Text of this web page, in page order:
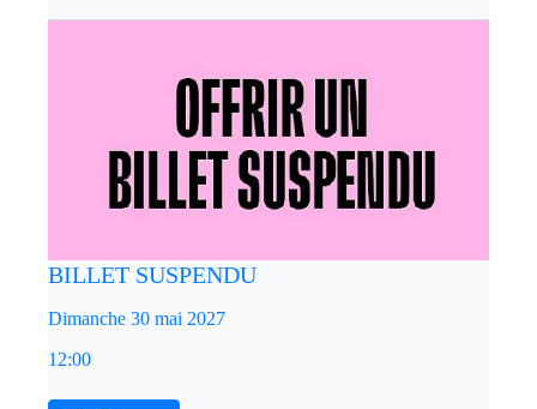
BILLET SUSPENDU
Dimanche 30 mai 2027
12:00